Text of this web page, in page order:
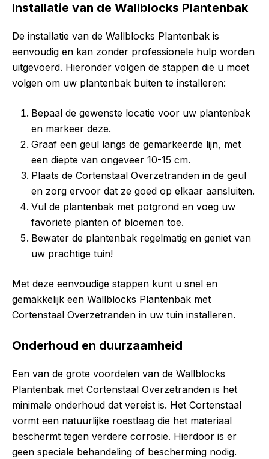
Installatie van de Wallblocks Plantenbak
De installatie van de Wallblocks Plantenbak is
eenvoudig en kan zonder professionele hulp worden
uitgevoerd. Hieronder volgen de stappen die u moet
volgen om uw plantenbak buiten te installeren:
Bepaal de gewenste locatie voor uw plantenbak
en markeer deze.
Graaf een geul langs de gemarkeerde lijn, met
een diepte van ongeveer 10-15 cm.
Plaats de Cortenstaal Overzetranden in de geul
en zorg ervoor dat ze goed op elkaar aansluiten.
Vul de plantenbak met potgrond en voeg uw
favoriete planten of bloemen toe.
Bewater de plantenbak regelmatig en geniet van
uw prachtige tuin!
Met deze eenvoudige stappen kunt u snel en
gemakkelijk een Wallblocks Plantenbak met
Cortenstaal Overzetranden in uw tuin installeren.
Onderhoud en duurzaamheid
Een van de grote voordelen van de Wallblocks
Plantenbak met Cortenstaal Overzetranden is het
minimale onderhoud dat vereist is. Het Cortenstaal
vormt een natuurlijke roestlaag die het materiaal
beschermt tegen verdere corrosie. Hierdoor is er
geen speciale behandeling of bescherming nodig.